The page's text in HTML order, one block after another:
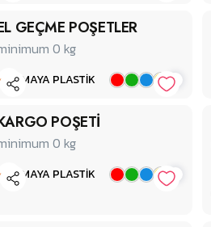
GEÇME POŞETLER
0 kg
MAYA PLASTİK +
POŞETİ
0 kg
MAYA PLASTİK +